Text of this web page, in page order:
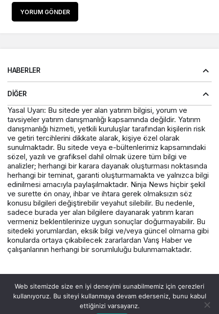
YORUM GÖNDER
HABERLER
DIĞER
Yasal Uyarı: Bu sitede yer alan yatırım bilgisi, yorum ve
tavsiyeler yatırım danışmanlığı kapsamında değildir. Yatırım
danışmanlığı hizmeti, yetkili kuruluşlar tarafından kişilerin risk
ve getiri tercihlerini dikkate alarak, kişiye özel olarak
sunulmaktadır. Bu sitede veya e-bültenlerimiz kapsamındaki
sözel, yazılı ve grafiksel dahil olmak üzere tüm bilgi ve
analizler; herhangi bir karara dayanak oluşturması noktasında
herhangi bir teminat, garanti oluşturmamakta ve yalnızca bilgi
edinilmesi amacıyla paylaşılmaktadır. Ninja News hiçbir şekil
ve surette ön onay, ihbar ve ihtara gerek olmaksızın söz
konusu bilgileri değiştirebilir veyahut silebilir. Bu nedenle,
sadece burada yer alan bilgilere dayanarak yatırım kararı
vermeniz beklentilerinize uygun sonuçlar doğurmayabilir. Bu
sitedeki yorumlardan, eksik bilgi ve/veya güncel olmama gibi
konularda ortaya çıkabilecek zararlardan Varış Haber ve
çalışanlarının herhangi bir sorumluluğu bulunmamaktadır.
Web sitemizde size en iyi deneyimi sunabilmemiz için çerezleri
kullanıyoruz. Bu siteyi kullanmaya devam ederseniz, bunu kabul
ettiğinizi varsayarız.